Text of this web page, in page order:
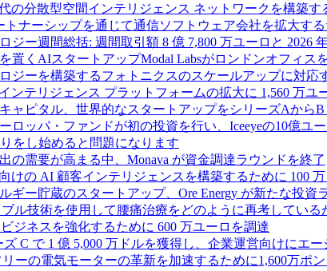
の分散型空間インテリジェンス ネットワークを構築
トナーシップを通じて通信ソフトウェア会社を拡大す
ジー週間総括: 週間取引額 8 億 7,800 万ユーロと 2026
置くAIスタートアップModal Labsがロンドンオフィス
ジーを構築するフォトニクスのスケールアップに対応
ンテリジェンス プラットフォームの拡大に 1,560 万ユ
ャピタル、世界的なスタートアップをシリーズAから
ロッパ・ファンドが初の投資を行い、Iceeyeの10億ユ
をし始めると問題になります
の需要が高まる中、Monava が資金調達ラウンドを終了
向けの AI 顧客インテリジェンスを構築するために 100
ギー貯蔵のスタートアップ、Ore Energy が新たな投資
ブル技術を使用して腰痛治療をどのように再考している
ジネスを強化するために 600 万ユーロを調達
ズ C で 1 億 5,000 万ドルを獲得し、企業運営向けにエ
ーの電気モーターの革新を加速するために1,600万ポ